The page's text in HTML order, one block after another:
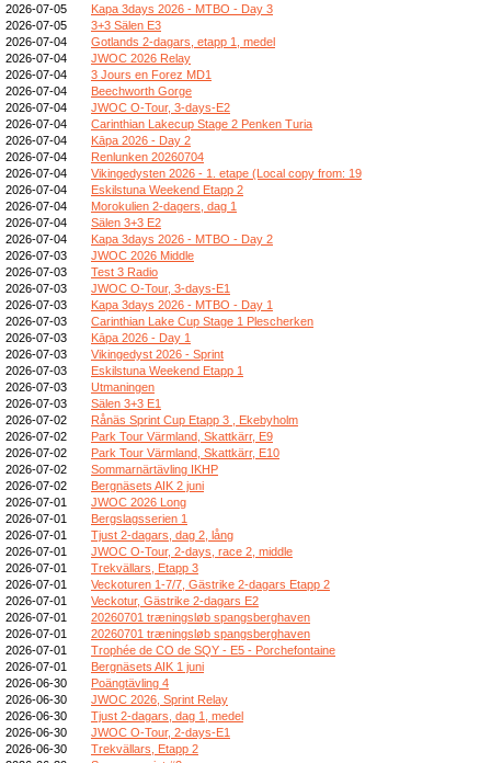
2026-07-05
Kapa 3days 2026 - MTBO - Day 3
2026-07-05
3+3 Sälen E3
2026-07-04
Gotlands 2-dagars, etapp 1, medel
2026-07-04
JWOC 2026 Relay
2026-07-04
3 Jours en Forez MD1
2026-07-04
Beechworth Gorge
2026-07-04
JWOC O-Tour, 3-days-E2
2026-07-04
Carinthian Lakecup Stage 2 Penken Turia
2026-07-04
Kāpa 2026 - Day 2
2026-07-04
Renlunken 20260704
2026-07-04
Vikingedysten 2026 - 1. etape (Local copy from: 19
2026-07-04
Eskilstuna Weekend Etapp 2
2026-07-04
Morokulien 2-dagers, dag 1
2026-07-04
Sälen 3+3 E2
2026-07-04
Kapa 3days 2026 - MTBO - Day 2
2026-07-03
JWOC 2026 Middle
2026-07-03
Test 3 Radio
2026-07-03
JWOC O-Tour, 3-days-E1
2026-07-03
Kapa 3days 2026 - MTBO - Day 1
2026-07-03
Carinthian Lake Cup Stage 1 Plescherken
2026-07-03
Kāpa 2026 - Day 1
2026-07-03
Vikingedyst 2026 - Sprint
2026-07-03
Eskilstuna Weekend Etapp 1
2026-07-03
Utmaningen
2026-07-03
Sälen 3+3 E1
2026-07-02
Rånäs Sprint Cup Etapp 3 , Ekebyholm
2026-07-02
Park Tour Värmland, Skattkärr, E9
2026-07-02
Park Tour Värmland, Skattkärr, E10
2026-07-02
Sommarnärtävling IKHP
2026-07-02
Bergnäsets AIK 2 juni
2026-07-01
JWOC 2026 Long
2026-07-01
Bergslagsserien 1
2026-07-01
Tjust 2-dagars, dag 2, lång
2026-07-01
JWOC O-Tour, 2-days, race 2, middle
2026-07-01
Trekvällars, Etapp 3
2026-07-01
Veckoturen 1-7/7, Gästrike 2-dagars Etapp 2
2026-07-01
Veckotur, Gästrike 2-dagars E2
2026-07-01
20260701 træningsløb spangsberghaven
2026-07-01
20260701 træningsløb spangsberghaven
2026-07-01
Trophée de CO de SQY - E5 - Porchefontaine
2026-07-01
Bergnäsets AIK 1 juni
2026-06-30
Poängtävling 4
2026-06-30
JWOC 2026, Sprint Relay
2026-06-30
Tjust 2-dagars, dag 1, medel
2026-06-30
JWOC O-Tour, 2-days-E1
2026-06-30
Trekvällars, Etapp 2